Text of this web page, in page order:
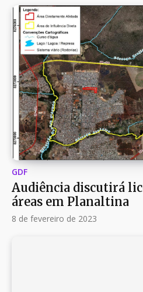
GDF
Audiência discutirá
áreas em Planaltina
8 de fevereiro de 2023